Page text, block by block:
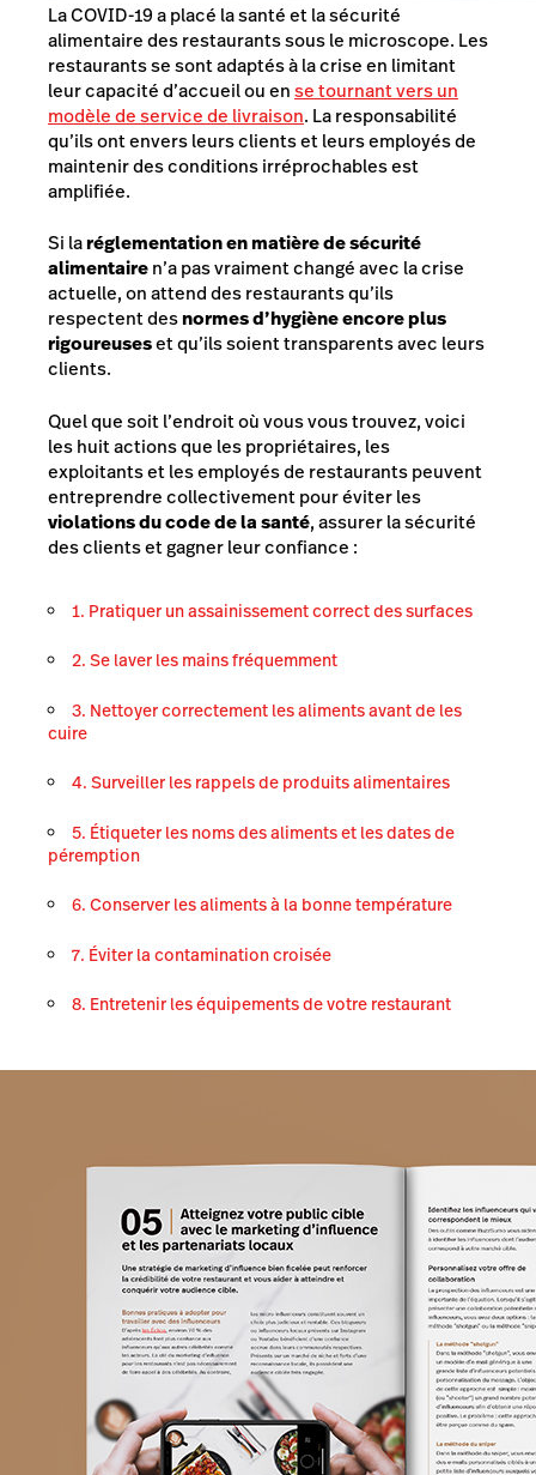
La COVID-19 a placé la santé et la sécurité
alimentaire des restaurants sous le microscope. Les
restaurants se sont adaptés à la crise en limitant
leur capacité d’accueil ou ense tournant vers un
modèle de service de livraison. La responsabilité
qu’ils ont envers leurs clients et leurs employés de
maintenir des conditions irréprochables est
amplifiée.
Si laréglementation en matière de sécurité
alimentairen’a pas vraiment changé avec la crise
actuelle, on attend des restaurants qu’ils
respectent desnormes d’hygiène encore plus
rigoureuseset qu’ils soient transparents avec leurs
clients.
Quel que soit l’endroit où vous vous trouvez, voici
les huit actions que les propriétaires, les
exploitants et les employés de restaurants peuvent
entreprendre collectivement pour éviter les
violations du code de la santé, assurer la sécurité
des clients et gagner leur confiance :
1. Pratiquer un assainissement correct des surfaces
2. Se laver les mains fréquemment
3. Nettoyer correctement les aliments avant de les
cuire
4. Surveiller les rappels de produits alimentaires
5. Étiqueter les noms des aliments et les dates de
péremption
6. Conserver les aliments à la bonne température
7. Éviter la contamination croisée
8. Entretenir les équipements de votre restaurant